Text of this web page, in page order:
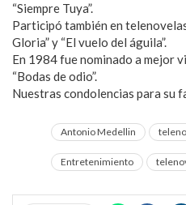
“Siempre Tuya”.
Participó también en
Gloria” y “El vuelo del águila”.
En 1984 fue nominado a mejor
“Bodas de odio”.
Nuestras condolencias para su
Antonio Medellin
Entretenimiento